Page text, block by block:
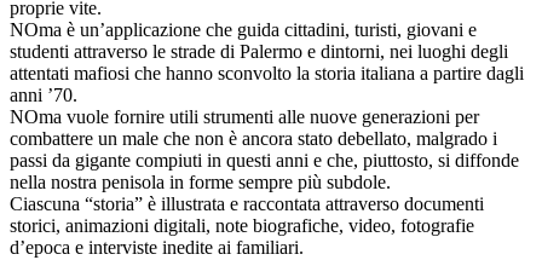
proprie vite.
NOma è un’applicazione che guida cittadini, turisti, giovani e
studenti attraverso le strade di Palermo e dintorni, nei luoghi degli
attentati mafiosi che hanno sconvolto la storia italiana a partire dagli
anni ’70.
NOma vuole fornire utili strumenti alle nuove generazioni per
combattere un male che non è ancora stato debellato, malgrado i
passi da gigante compiuti in questi anni e che, piuttosto, si diffonde
nella nostra penisola in forme sempre più subdole.
Ciascuna “storia” è illustrata e raccontata attraverso documenti
storici, animazioni digitali, note biografiche, video, fotografie
d’epoca e interviste inedite ai familiari.